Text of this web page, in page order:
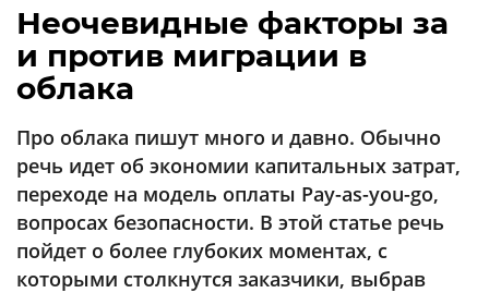
проекте
CNews
Аналитика
Конференции
Техника
ТВ
Неочевидные факторы за
и против миграции в
облака
Про облака пишут много и давно. Обычно
речь идет об экономии капитальных затрат,
переходе на модель оплаты Pay-as-you-go,
вопросах безопасности. В этой статье речь
пойдет о более глубоких моментах, с
которыми столкнутся заказчики, выбрав